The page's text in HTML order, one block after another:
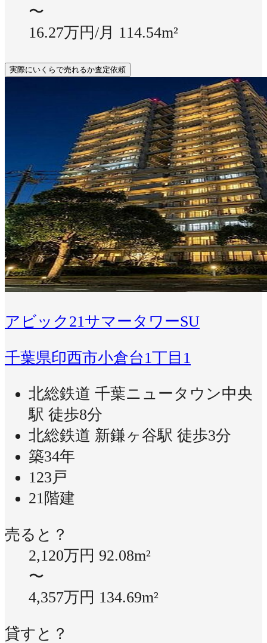
〜
16.27万円/月 114.54m²
実際にいくらで売れるか査定依頼
アビック21サマータワーSU
千葉県印西市小倉台1丁目1
北総鉄道 千葉ニュータウン中央
駅 徒歩8分
北総鉄道 新鎌ヶ谷駅 徒歩3分
築34年
123戸
21階建
売ると？
2,120万円 92.08m²
〜
4,357万円 134.69m²
貸すと？